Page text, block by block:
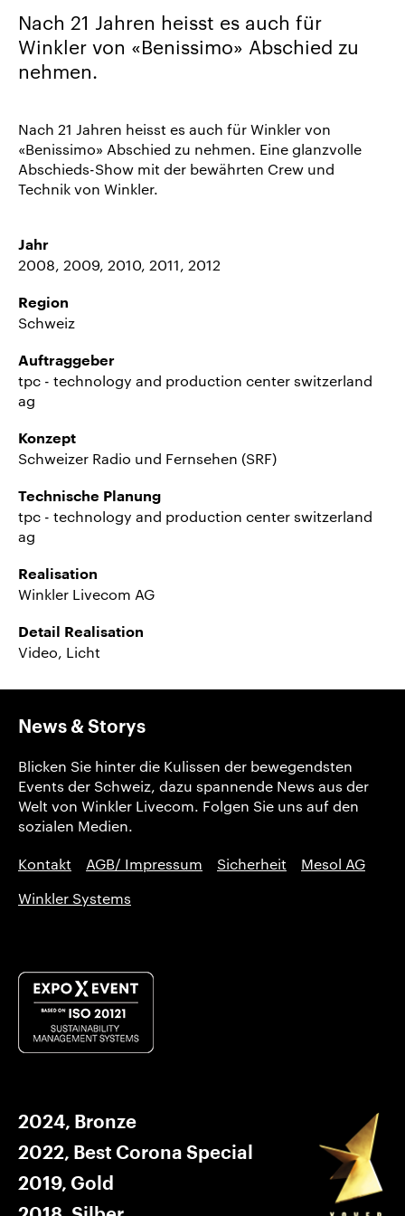
uns
Karriere/Jobs
Referenz-
News
&
Storys
EN
Nach 21 Jahren heisst es auch für
Winkler von «Benissimo» Abschied zu
nehmen.
Nach 21 Jahren heisst es auch für Winkler von
«Benissimo» Abschied zu nehmen. Eine glanzvolle
Abschieds-Show mit der bewährten Crew und
Technik von Winkler.
Jahr
2008, 2009, 2010, 2011, 2012
Region
Schweiz
Auftraggeber
tpc - technology and production center switzerland
ag
Konzept
Schweizer Radio und Fernsehen (SRF)
Technische Planung
tpc - technology and production center switzerland
ag
Realisation
Winkler Livecom AG
Detail Realisation
Video, Licht
News & Storys
Blicken Sie hinter die Kulissen der bewegendsten
Events der Schweiz, dazu spannende News aus der
Welt von Winkler Livecom. Folgen Sie uns auf den
sozialen Medien.
Kontakt AGB/ Impressum Sicherheit
Mesol AG
Winkler Systems
2024, Bronze
2022, Best Corona Special
2019, Gold